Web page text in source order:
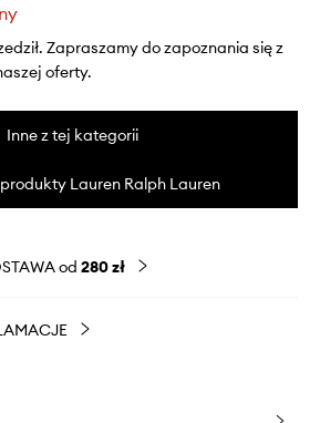
Zapraszamy do zapoznania się z
oferty.
Inne z tej kategorii
Lauren Ralph Lauren
od 280 zł